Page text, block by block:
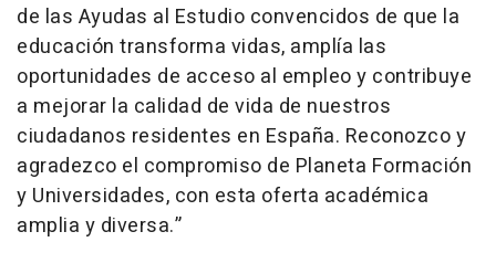
de las Ayudas al Estudio convencidos de que la
educación transforma vidas, amplía las
oportunidades de acceso al empleo y contribuye
a mejorar la calidad de vida de nuestros
ciudadanos residentes en España. Reconozco y
agradezco el compromiso de Planeta Formación
y Universidades, con esta oferta académica
amplia y diversa.”